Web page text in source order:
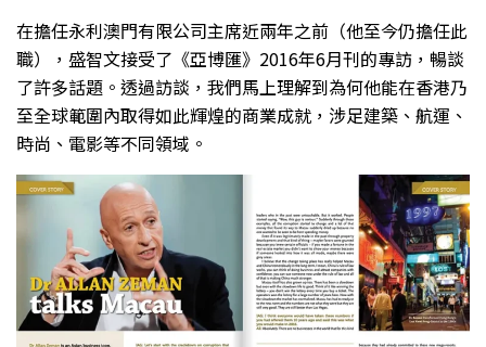
在擔任永利澳門有限公司主席近兩年之前（他至今仍擔任此
職），盛智文接受了《亞博匯》2016年6月刊的專訪，暢談
了許多話題。透過訪談，我們馬上理解到為何他能在香港乃
至全球範圍內取得如此輝煌的商業成就，涉足建築、航運、
時尚、電影等不同領域。